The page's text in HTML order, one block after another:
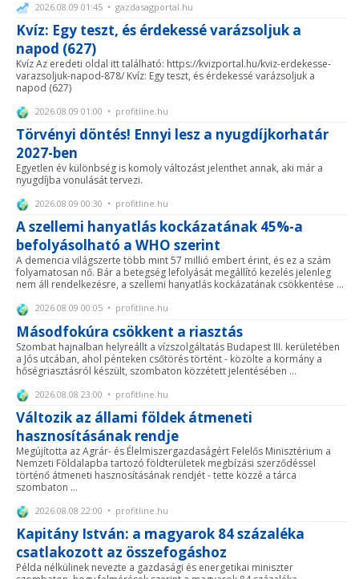
2026.08.09 01:45 • gazdasagportal.hu
Kvíz: Egy teszt, és érdekessé varázsoljuk a
napod (627)
Kvíz Az eredeti oldal itt található: https://kvizportal.hu/kviz-erdekesse-
varazsoljuk-napod-878/ Kvíz: Egy teszt, és érdekessé varázsoljuk a
napod (627)
2026.08.09 01:00 • profitline.hu
Törvényi döntés! Ennyi lesz a nyugdíjkorhatár
2027-ben
Egyetlen év különbség is komoly változást jelenthet annak, aki már a
nyugdíjba vonulását tervezi.
2026.08.09 00:30 • profitline.hu
A szellemi hanyatlás kockázatának 45%-a
befolyásolható a WHO szerint
A demencia világszerte több mint 57 millió embert érint, és ez a szám
folyamatosan nő. Bár a betegség lefolyását megállító kezelés jelenleg
nem áll rendelkezésre, a szellemi hanyatlás kockázatának csökkentése ...
2026.08.09 00:05 • profitline.hu
Másodfokúra csökkent a riasztás
Szombat hajnalban helyreállt a vízszolgáltatás Budapest III. kerületében
a Jós utcában, ahol pénteken csőtörés történt - közölte a kormány a
hőségriasztásról készült, szombaton közzétett jelentésében ...
2026.08.08 23:00 • profitline.hu
Változik az állami földek átmeneti
hasznosításának rendje
Megújította az Agrár- és Élelmiszergazdaságért Felelős Minisztérium a
Nemzeti Földalapba tartozó földterületek megbízási szerződéssel
történő átmeneti hasznosításának rendjét - tette közzé a tárca
szombaton ...
2026.08.08 22:00 • profitline.hu
Kapitány István: a magyarok 84 százaléka
csatlakozott az összefogáshoz
Példa nélkülinek nevezte a gazdasági és energetikai miniszter